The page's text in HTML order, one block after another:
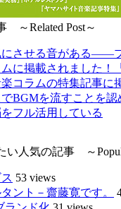
～Related Post～
にさせる音がある――
に掲載されました！
コラムの特集記事に
でBGMを流すことを
フル活用している
い人気の記事 ～
53 views
ント－齋藤寛です。